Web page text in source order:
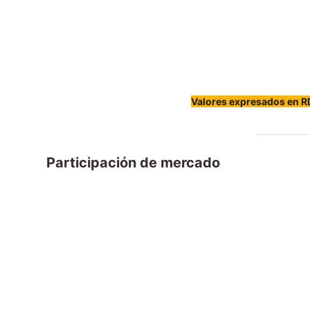
Valores expresados en
Participación de mercado